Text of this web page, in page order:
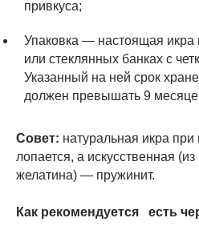
привкуса;
Упаковка — настоящая икра
или стеклянных банках с
Указанный на ней срок
должен превышать 9
Совет: натуральная икра
лопается, а искусственная
желатина) — пружинит.
Как рекомендуется есть